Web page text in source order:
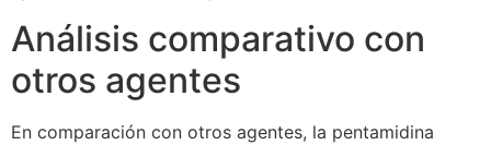
Análisis comparativo con
otros agentes
En comparación con otros agentes, la pentamidina